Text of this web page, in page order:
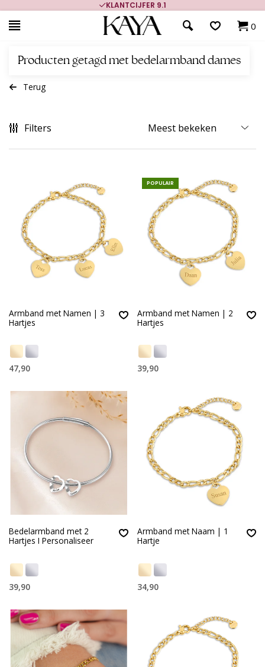
KLANTCIJFER 9.1
0
Producten getagd met bedelarmband dames
Terug
Filters
Armband met Namen | 3
Hartjes
47,90
POPULAIR
Armband met Namen | 2
Hartjes
39,90
Bedelarmband met 2
Hartjes I Personaliseer
39,90
Armband met Naam | 1
Hartje
34,90